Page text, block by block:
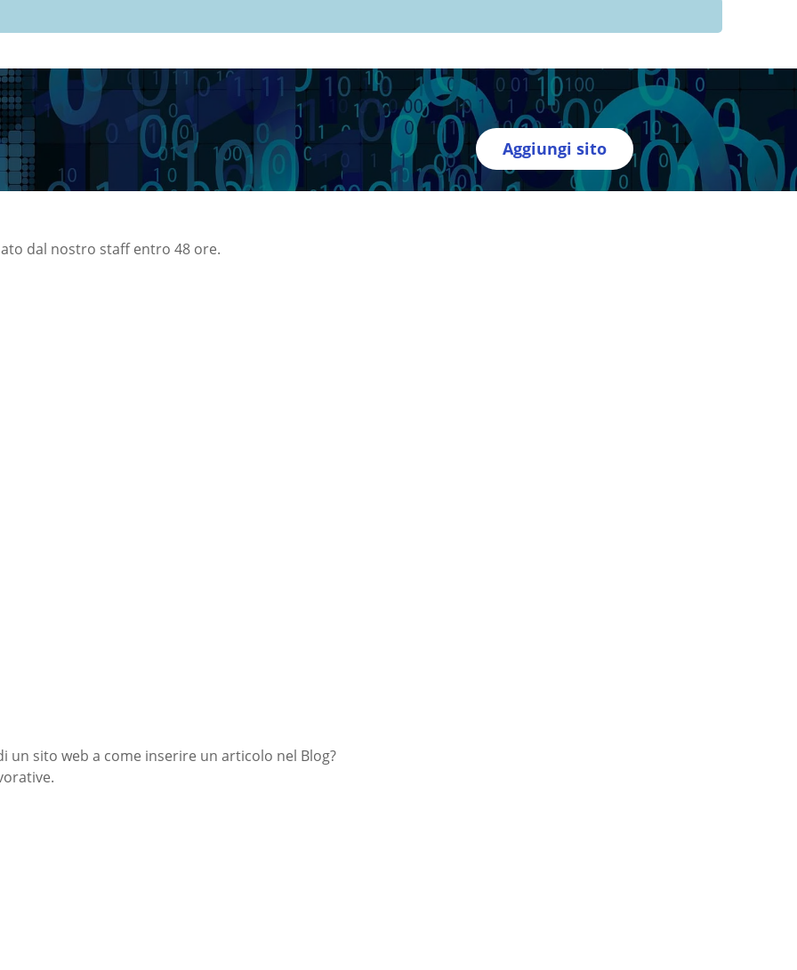
Aggiungi sito
dal nostro staff entro 48 ore.
un sito web a come inserire un articolo nel Blog?